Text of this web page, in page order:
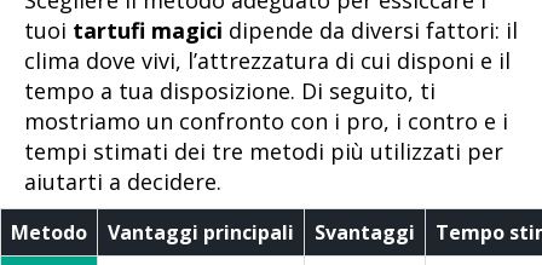
tuoi tartufi magici dipende da diversi fattori: il
clima dove vivi, l’attrezzatura di cui disponi e il
tempo a tua disposizione. Di seguito, ti
mostriamo un confronto con i pro, i contro e i
tempi stimati dei tre metodi più utilizzati per
aiutarti a decidere.
Metodo Vantaggi principali Svantaggi Tempo